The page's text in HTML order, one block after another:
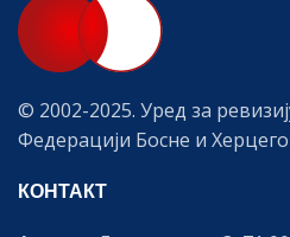
© 2002-2025. Уред за
Федерацији Босне и
КОНТАКТ